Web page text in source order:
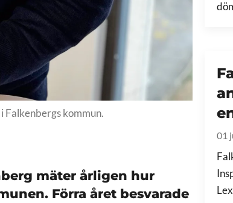
kommun.
mäter årligen hur
Förra året besvarade
01